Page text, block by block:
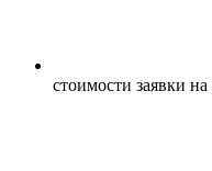
стоимости заявки